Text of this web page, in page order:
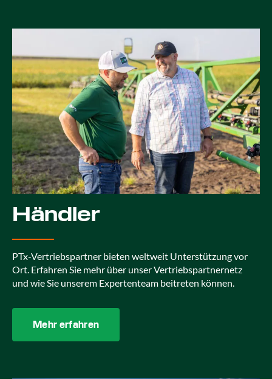
Händler
PTx-Vertriebspartner bieten weltweit Unterstützung vor
Ort. Erfahren Sie mehr über unser Vertriebspartnernetz
und wie Sie unserem Expertenteam beitreten können.
Mehr erfahren